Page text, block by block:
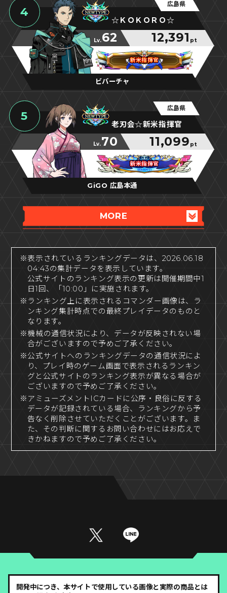
4
広島県
☆ＫＯＫＯＲＯ☆
Lv.62 12,391 pt
新米指揮官
新米指揮官
新米指揮官
ビバーチャ
5
広島県
老刃会☆新米指揮官
Lv.70 11,099 pt
新米指揮官
新米指揮官
新米指揮官
GiGO 広島本通
MORE
※表示されているランキングデータは、2026.06.18
04:43の集計データを表示しています。
公式サイトのランキング表示の更新は開催期間中1
日1回、「10:00」に実施されます。
※ランキング上に表示されるコマンダー画像は、ラ
ンキング集計時点での最終プレイデータのものと
なります。
※機械の通信状況により、データが反映されない場
合がございますので予めご了承ください。
※公式サイトへのランキングデータの通信状況によ
り、プレイ時のゲーム画面で表示されるランキン
グと公式サイトのランキング表示が異なる場合が
ございますので予めご了承ください。
※アミューズメントICカードに公序・良俗に反する
データが記録されている場合、ランキングから予
告なく削除させていただくことがございます。ま
た、その判断に関するお問い合わせにはお応えで
きかねますので予めご了承ください。
開発中につき、本サイトで使用している画像と実際の商品とは